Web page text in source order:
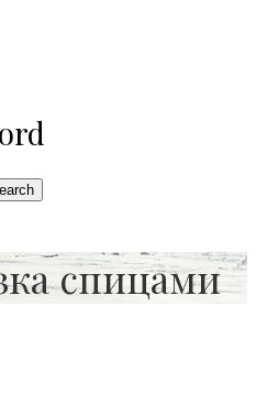
спицами